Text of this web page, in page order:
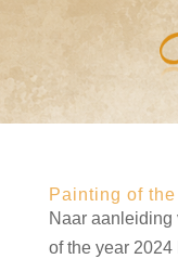
Painting of
Naar
of the year